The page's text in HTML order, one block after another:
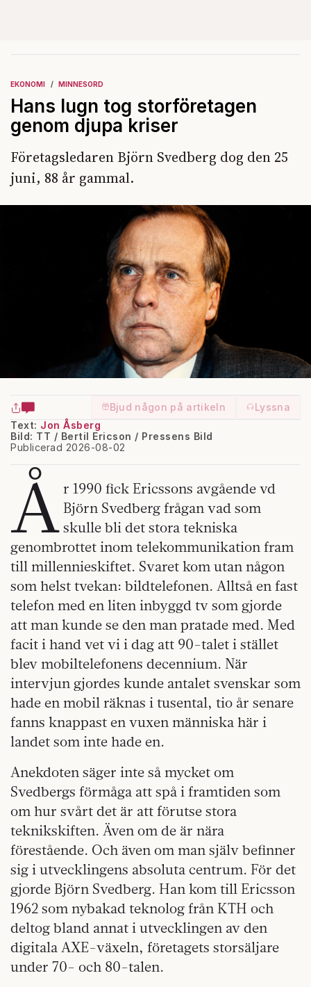
EKONOMI MINNESORD
Hans lugn tog storföretagen
genom djupa kriser
Företagsledaren Björn Svedberg dog den 25
juni, 88 år gammal.
Bjud någon på artikeln
Lyssna
Text: Jon Åsberg
Publicerad 2026-08-02
Bild: TT / Bertil Ericson / Pressens Bild
Å r 1990 fick Ericssons avgående vd
Björn Svedberg frågan vad som
skulle bli det stora tekniska
genombrottet inom telekommunikation fram
till millennieskiftet. Svaret kom utan någon
som helst tvekan: bildtelefonen. Alltså en fast
telefon med en liten inbyggd tv som gjorde
att man kunde se den man pratade med. Med
facit i hand vet vi i dag att 90-talet i stället
blev mobiltelefonens decennium. När
intervjun gjordes kunde antalet svenskar som
hade en mobil räknas i tusental, tio år senare
fanns knappast en vuxen människa här i
landet som inte hade en.
Anekdoten säger inte så mycket om
Svedbergs förmåga att spå i framtiden som
om hur svårt det är att förutse stora
teknikskiften. Även om de är nära
förestående. Och även om man själv befinner
sig i utvecklingens absoluta centrum. För det
gjorde Björn Svedberg. Han kom till Ericsson
1962 som nybakad teknolog från KTH och
deltog bland annat i utvecklingen av den
digitala AXE-växeln, företagets storsäljare
under 70- och 80-talen.